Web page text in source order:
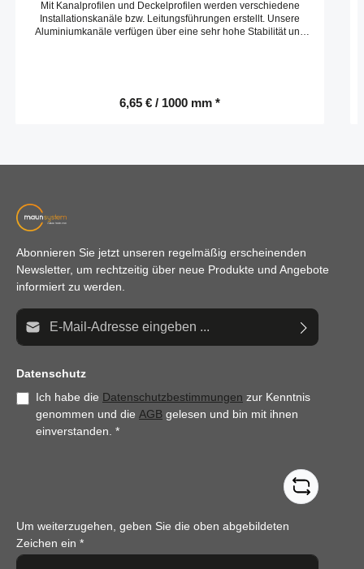
Mit Kanalprofilen und Deckelprofilen werden verschiedene
Installationskanäle bzw. Leitungsführungen erstellt. Unsere
Aluminiumkanäle verfügen über eine sehr hohe Stabilität und
6,65 € / 1000 mm *
Abonnieren Sie jetzt unseren regelmäßig erscheinenden
Newsletter, um rechtzeitig über neue Produkte und Angebote
informiert zu werden.
E-Mail-Adresse*
Datenschutz
Ich habe die Datenschutzbestimmungen zur Kenntnis
genommen und die AGB gelesen und bin mit ihnen
einverstanden. *
Um weiterzugehen, geben Sie die oben abgebildeten
Zeichen ein *